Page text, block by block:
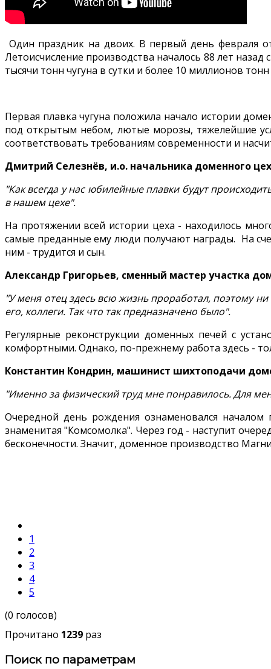
Один праздник на двоих. В первый день февраля
Летоисчисление производства началось 88 лет
тысячи тонн чугуна в сутки и более 10 миллионов тонн
Первая плавка чугуна положила начало истории
под открытым небом, лютые морозы, тяжелейшие
соответствовать требованиям современности и
Дмитрий Селезнёв, и.о. начальника доменного
"Как всегда у нас юбилейные плавки будут
в нашем цехе".
На протяжении всей истории цеха - находилось
самые преданные ему люди получают награды. На
ним - трудится и сын.
Александр Григорьев, сменный мастер участка
"У меня отец здесь всю жизнь проработал, поэтому
его, коллеги. Так что так предназначено было".
Регулярные реконструкции доменных печей с
комфортными. Однако, по-прежнему работа здесь -
Константин Кондрин, машинист шихтоподачи
"Именно за физический труд мне понравилось. Для
Очередной день рождения ознаменовался
знаменитая "Комсомолка". Через год - наступит
бесконечности. Значит, доменное производство
1
2
3
4
5
(0 голосов)
Прочитано 1239 раз
Поиск по параметрам